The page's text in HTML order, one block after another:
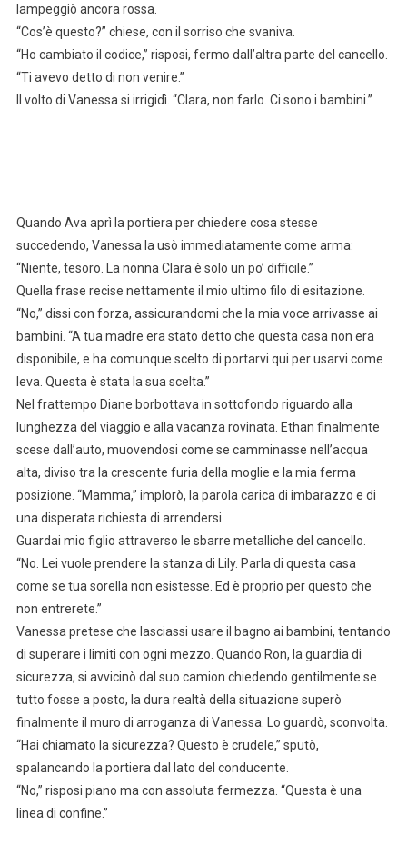
lampeggiò ancora rossa.
“Cos’è questo?” chiese, con il sorriso che svaniva.
“Ho cambiato il codice,” risposi, fermo dall’altra parte del cancello.
“Ti avevo detto di non venire.”
Il volto di Vanessa si irrigidì. “Clara, non farlo. Ci sono i bambini.”
Quando Ava aprì la portiera per chiedere cosa stesse
succedendo, Vanessa la usò immediatamente come arma:
“Niente, tesoro. La nonna Clara è solo un po’ difficile.”
Quella frase recise nettamente il mio ultimo filo di esitazione.
“No,” dissi con forza, assicurandomi che la mia voce arrivasse ai
bambini. “A tua madre era stato detto che questa casa non era
disponibile, e ha comunque scelto di portarvi qui per usarvi come
leva. Questa è stata la sua scelta.”
Nel frattempo Diane borbottava in sottofondo riguardo alla
lunghezza del viaggio e alla vacanza rovinata. Ethan finalmente
scese dall’auto, muovendosi come se camminasse nell’acqua
alta, diviso tra la crescente furia della moglie e la mia ferma
posizione. “Mamma,” implorò, la parola carica di imbarazzo e di
una disperata richiesta di arrendersi.
Guardai mio figlio attraverso le sbarre metalliche del cancello.
“No. Lei vuole prendere la stanza di Lily. Parla di questa casa
come se tua sorella non esistesse. Ed è proprio per questo che
non entrerete.”
Vanessa pretese che lasciassi usare il bagno ai bambini, tentando
di superare i limiti con ogni mezzo. Quando Ron, la guardia di
sicurezza, si avvicinò dal suo camion chiedendo gentilmente se
tutto fosse a posto, la dura realtà della situazione superò
finalmente il muro di arroganza di Vanessa. Lo guardò, sconvolta.
“Hai chiamato la sicurezza? Questo è crudele,” sputò,
spalancando la portiera dal lato del conducente.
“No,” risposi piano ma con assoluta fermezza. “Questa è una
linea di confine.”